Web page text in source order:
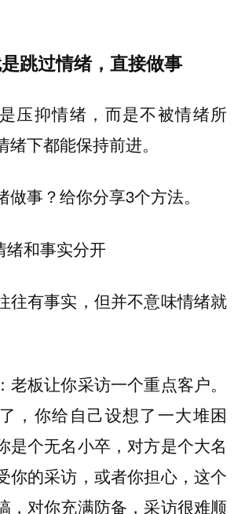
跳过情绪，直接做事
压抑情绪，而是不被情绪所
绪下都能保持前进。
事？给你分享3个方法。
绪和事实分开
往有事实，但并不意味情绪就
老板让你采访一个重点客户。
，你给自己设想了一大堆困
是个无名小卒，对方是个大名
你的采访，或者你担心，这个
，对你充满防备，采访很难顺